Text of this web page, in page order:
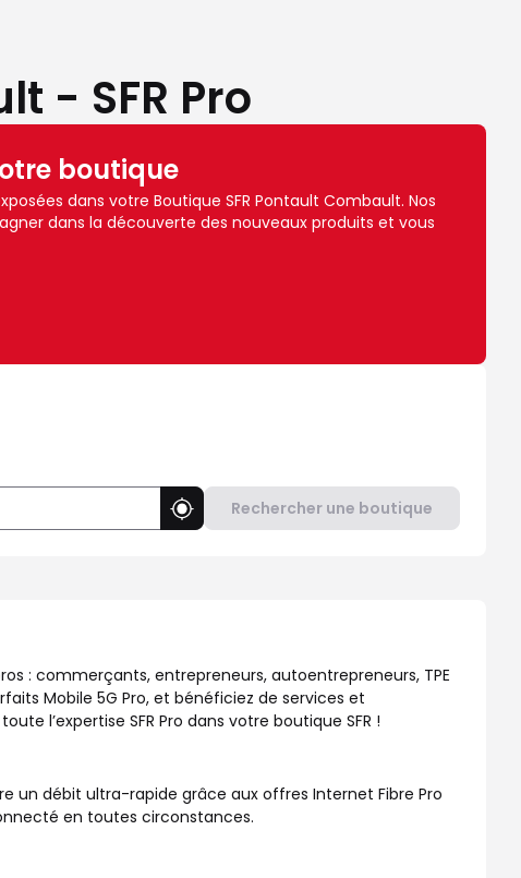
- SFR Pro
boutique
dans votre Boutique SFR Pontault Combault. Nos
dans la découverte des nouveaux produits et vous
Utiliser ma position
Rechercher une boutique
: commerçants, entrepreneurs, autoentrepreneurs, TPE
Mobile 5G Pro, et bénéficiez de services et
l’expertise SFR Pro dans votre boutique SFR !
un débit ultra-rapide grâce aux offres Internet Fibre Pro
en toutes circonstances.
TPE et PME. Découvrez nos Offres Box